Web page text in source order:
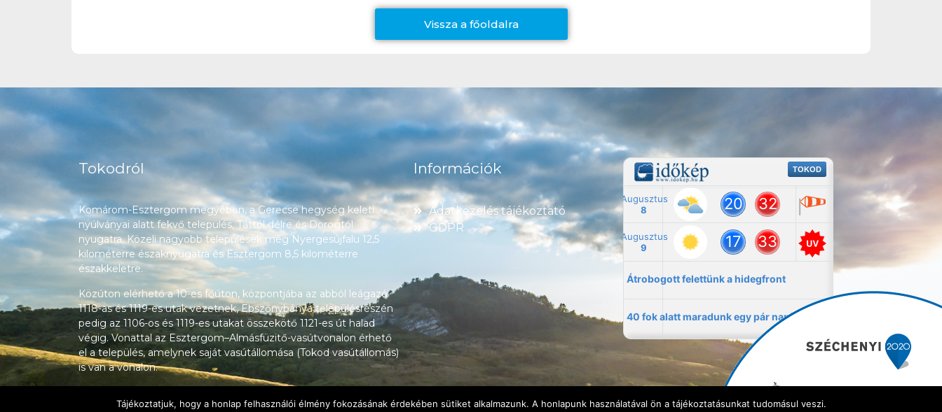
Vissza a főoldalra
Tokodról
Komárom-Esztergom megyében, a Gerecse hegység keleti
nyúlványai alatt fekvő település, Táttól délre és Dorogtól
nyugatra. Közeli nagyobb települések még Nyergesújfalu 12,5
kilométerre északnyugatra és Esztergom 8,5 kilométerre
északkeletre.
Közúton elérhető a 10-es főúton, központjába az abból leágazó
1118-as és 1119-es utak vezetnek, Ebszőnybánya településrészén
pedig az 1106-os és 1119-es utakat összekötő 1121-es út halad
végig. Vonattal az Esztergom–Almásfüzitő-vasútvonalon érhető
el a település, amelynek saját vasútállomása (Tokod vasútállomás)
is van a vonalon.
Információk
Adatkezelés tájékoztató
GDPR
Tájékoztatjuk, hogy a honlap felhasználói élmény fokozásának érdekében sütiket alkalmazunk. A honlapunk használatával ön a tájékoztatásunkat tudomásul veszi.